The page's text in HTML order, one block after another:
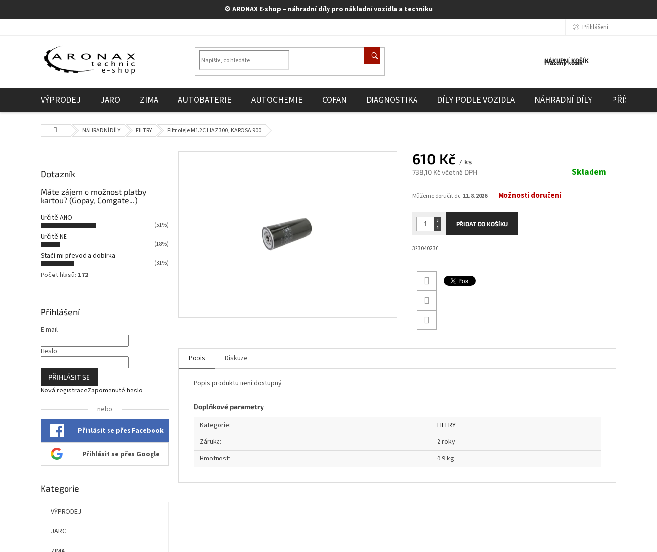
⚙️ ARONAX E-shop – náhradní díly pro nákladní vozidla a techniku
Přihlášení
NÁKUPNÍ KOŠÍK
Prázdný košík
VÝPRODEJ JARO ZIMA AUTOBATERIE AUTOCHEMIE COFAN DIAGNOSTIKA DÍLY PODLE VOZIDLA NÁHRADNÍ DÍLY
Domů NÁHRADNÍ DÍLY FILTRY Filtr oleje M1.2C LIAZ 300, KAROSA 900
s
t
r
n
n
í
p
a
n
Dotazník
Máte zájem o možnost platby
kartou? (Gopay, Comgate...)
Určitě ANO
(51%)
Určitě NE
(18%)
Stačí mi převod a dobírka
(31%)
Počet hlasů: 172
Přihlášení
E-mail
Heslo
PŘIHLÁSIT SE
Nová registraceZapomenuté heslo
nebo
Přihlásit se přes Facebook
Přihlásit se přes Google
Přeskočit
Kategorie
VÝPRODEJ
JARO
610 Kč / ks
738,10 Kč včetně DPH
cena:
Skladem
Můžeme doručit do: 11.8.2026 Možnosti doručení
PŘIDAT DO KOŠÍKU
323040230
Popis Diskuze
Popis produktu není dostupný
Doplňkové parametry
Kategorie:
FILTRY
Záruka:
2 roky
Hmotnost: 0.9 kg